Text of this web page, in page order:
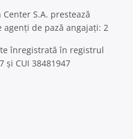
S.A. prestează
de pază angajați: 2
înregistrată în registrul
și CUI 38481947